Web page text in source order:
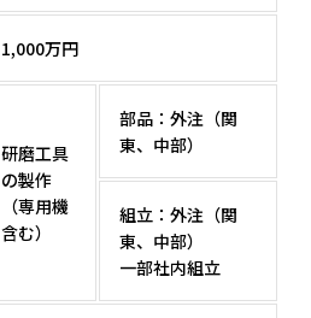
1,000万円
研磨工具
の製作
（専用機
含む）
部品：外注（関
東、中部）
組立：外注（関
東、中部）
一部社内組立